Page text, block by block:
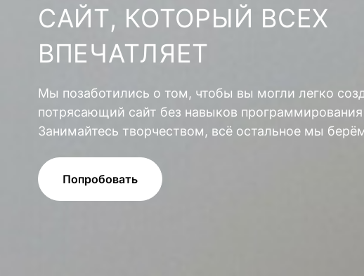
САЙТ, КОТОРЫЙ ВСЕХ
ВПЕЧАТЛЯЕТ
Мы позаботились о том, чтобы вы могли легко
потрясающий сайт без навыков
Занимайтесь творчеством, всё остальное мы
Попробовать